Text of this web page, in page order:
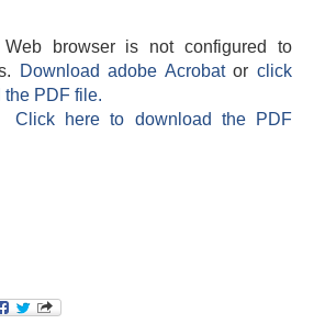
Web browser is not configured to
Download adobe Acrobatorclick
the PDF file.
Click here to download the PDF